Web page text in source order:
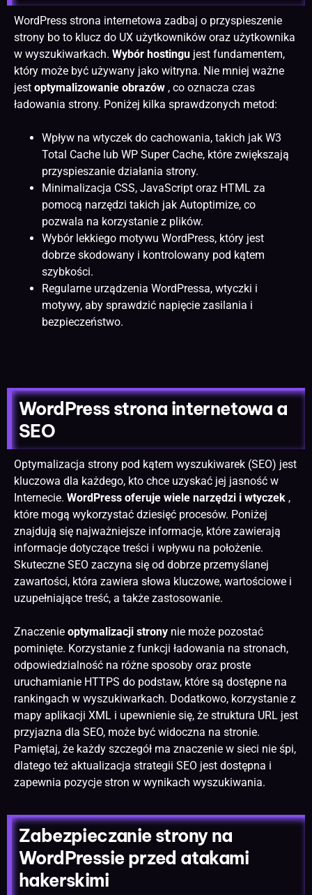
WordPress strona internetowa zadbaj o przyspieszenie
strony bo to klucz do UX użytkowników oraz użytkownika
w wyszukiwarkach. Wybór hostingu jest fundamentem,
który może być używany jako witryna. Nie mniej ważne
jest optymalizowanie obrazów , co oznacza czas
ładowania strony. Poniżej kilka sprawdzonych metod:
Wpływ na wtyczek do cachowania, takich jak W3
Total Cache lub WP Super Cache, które zwiększają
przyspieszanie działania strony.
Minimalizacja CSS, JavaScript oraz HTML za
pomocą narzędzi takich jak Autoptimize, co
pozwala na korzystanie z plików.
Wybór lekkiego motywu WordPress, który jest
dobrze skodowany i kontrolowany pod kątem
szybkości.
Regularne urządzenia WordPressa, wtyczki i
motywy, aby sprawdzić napięcie zasilania i
bezpieczeństwo.
WordPress strona internetowa a
SEO
Optymalizacja strony pod kątem wyszukiwarek (SEO) jest
kluczowa dla każdego, kto chce uzyskać jej jasność w
Internecie. WordPress oferuje wiele narzędzi i wtyczek ,
które mogą wykorzystać dziesięć procesów. Poniżej
znajdują się najważniejsze informacje, które zawierają
informacje dotyczące treści i wpływu na położenie.
Skuteczne SEO zaczyna się od dobrze przemyślanej
zawartości, która zawiera słowa kluczowe, wartościowe i
uzupełniające treść, a także zastosowanie.
Znaczenie optymalizacji strony nie może pozostać
pominięte. Korzystanie z funkcji ładowania na stronach,
odpowiedzialność na różne sposoby oraz proste
uruchamianie HTTPS do podstaw, które są dostępne na
rankingach w wyszukiwarkach. Dodatkowo, korzystanie z
mapy aplikacji XML i upewnienie się, że struktura URL jest
przyjazna dla SEO, może być widoczna na stronie.
Pamiętaj, że każdy szczegół ma znaczenie w sieci nie śpi,
dlatego też aktualizacja strategii SEO jest dostępna i
zapewnia pozycje stron w wynikach wyszukiwania.
Zabezpieczanie strony na
WordPressie przed atakami
hakerskimi